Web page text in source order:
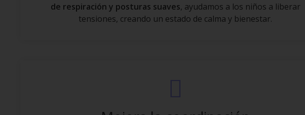
de respiración y posturas suaves, ayudamos a los niños a liberar
tensiones, creando un estado de calma y bienestar.